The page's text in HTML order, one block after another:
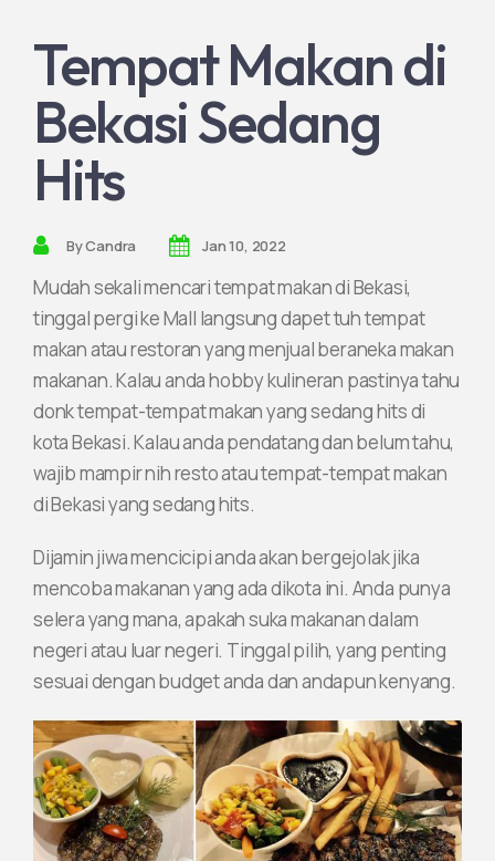
Join Partnership
Tempat Makan di
Bekasi Sedang
Hits
ByCandra Jan 10, 2022
Mudah sekali mencari tempat makan di Bekasi,
tinggal pergi ke Mall langsung dapet tuh tempat
makan atau restoran yang menjual beraneka makan
makanan. Kalau anda hobby kulineran pastinya tahu
donk tempat-tempat makan yang sedang hits di
kota Bekasi. Kalau anda pendatang dan belum tahu,
wajib mampir nih resto atau tempat-tempat makan
di Bekasi yang sedang hits.
Dijamin jiwa mencicipi anda akan bergejolak jika
mencoba makanan yang ada dikota ini. Anda punya
selera yang mana, apakah suka makanan dalam
negeri atau luar negeri. Tinggal pilih, yang penting
sesuai dengan budget anda dan andapun kenyang.